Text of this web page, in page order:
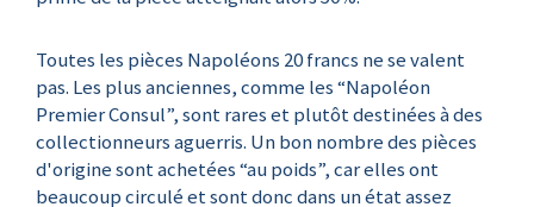
Toutes les pièces Napoléons 20 francs ne se valent
pas. Les plus anciennes, comme les “Napoléon
Premier Consul”, sont rares et plutôt destinées à des
collectionneurs aguerris. Un bon nombre des pièces
d'origine sont achetées “au poids”, car elles ont
beaucoup circulé et sont donc dans un état assez